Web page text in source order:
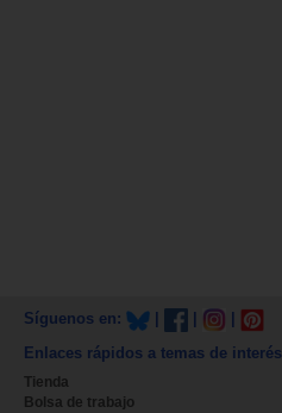
Síguenos en:
Enlaces rápidos a temas de interés
Tienda
Bolsa de trabajo